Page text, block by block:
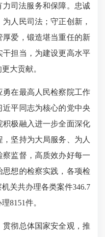
力司法服务和保障。忠诚
人民司法；守正创新，
爱，锻造堪当重任的新
担当，为建设更高水平
大贡献。
在最高人民检察院工作
近平同志为核心的党中央
极融入进一步全面深化
坚持为大局服务、为人
监督，高质效办好每一
想的检察实践，各项检
关共办理各类案件346.7
8151件。
彻总体国家安全观，推